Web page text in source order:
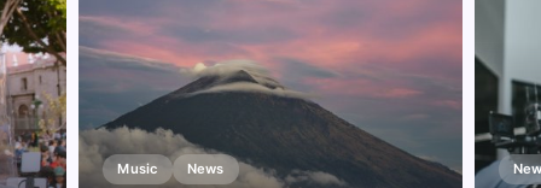
Music News